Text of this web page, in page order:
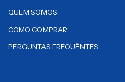
QUEM SOMOS
COMO COMPRAR
PERGUNTAS FREQUÊNTES